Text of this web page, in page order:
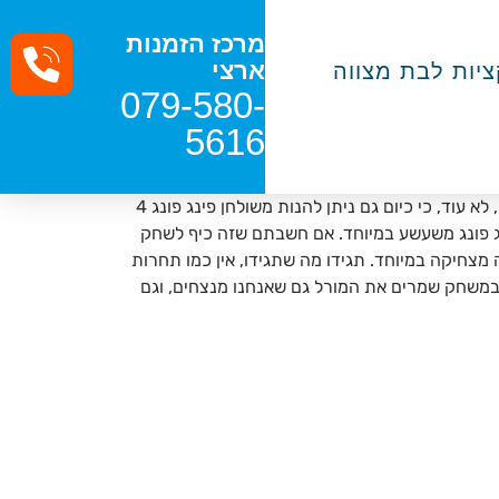
לבת מצווה
מרכז הזמנות
ארצי
079-580-
5616
אם נצטרך לחשוב על חסרון אחד בשולחן פינג פונג זה שלעיתים קרובות מדובר בשולחן שמיועד רק לשני אנשים, לא ככה? ובכן, לא עוד, כי כיום גם ניתן להנות משולחן פינג פונג 4
פונג משעשע במיוחד. אם חשבתם שזה כיף לשחק
ומעניק לאורחים חוויה מצחיקה במיוחד. תגידו מה שתגידו, אין כמו תחרות
שמרים את המורל גם שאנחנו מנצחים, וגם